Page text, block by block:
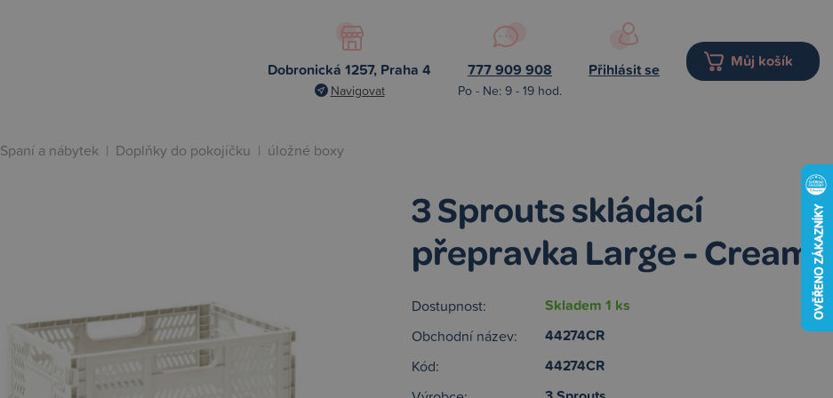
Dobronická 1257, Praha 4
Navigovat
777 909 908
Po - Ne: 9 - 19 hod.
Přihlásit se Můj košík
Spaní a nábytek | Doplňky do pokojíčku | úložné boxy
3 Sprouts skládací
přepravka Large - Cream
Dostupnost: Skladem 1 ks
Obchodní název: 44274CR
Kód: 44274CR